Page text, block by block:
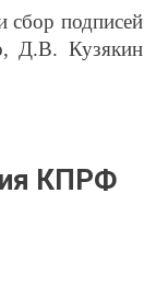
подписей
Д.В. Кузякин
КПРФ